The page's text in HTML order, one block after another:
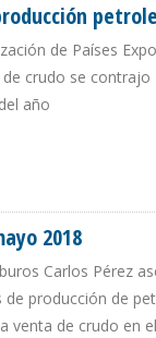
de Países
crudo se
año
2018
Carlos Pérez
de producción de
venta de crudo en